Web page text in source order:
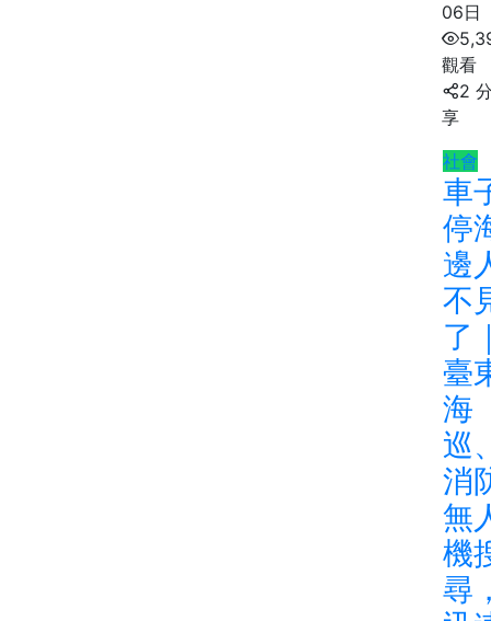
06日
觀看
2
享
社會
車
停
邊
不
了
臺
海
巡
消
無
機
尋